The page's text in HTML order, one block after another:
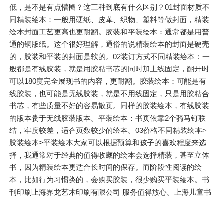
低，是不是有点懵圈？这三种到底有什么区别？01封面材质不
同精装绘本：一般用硬纸、皮革、织物、塑料等做封面，精装
绘本封面工艺更高也更耐翻。胶装和平装绘本：通常都是用普
通的铜版纸。这个很好理解，通俗的说精装绘本的封面是硬壳
的，胶装和平装的封面是软的。02装订方式不同精装绘本：一
般都是有线胶装，就是用胶粘书芯的同时加上线固定，翻开时
可以180度完全展现书的内容，更耐翻。胶装绘本：可能是有
线胶装，也可能是无线胶装，就是不用线固定，只是用胶粘合
书芯，有些质量不好的容易散页。同样的胶装绘本，有线胶装
的版本贵于无线胶装版本。平装绘本：书页依靠2个骑马钉联
结，牢度较差，适合页数较少的绘本。03价格不同精装绘本>
胶装绘本>平装绘本大家可以根据预算和孩子的喜欢程度来选
择，我通常对于经典的值得收藏的绘本会选择精装，甚至立体
书，因为精装绘本更适合长时间的保存。而阶段性阅读的绘
本，比如行为习惯类的，会购买胶装，很少购买平装绘本。书
刊印刷上海界龙艺术印刷有限公司 服务值得放心。上海儿童书